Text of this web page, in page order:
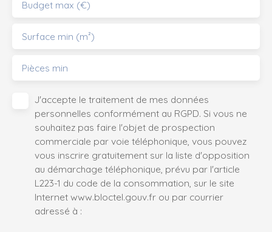
Budget max (€)
Surface min (m²)
Pièces min
J'accepte le traitement de mes données
personnelles conformément au RGPD. Si vous ne
souhaitez pas faire l'objet de prospection
commerciale par voie téléphonique, vous pouvez
vous inscrire gratuitement sur la liste d'opposition
au démarchage téléphonique, prévu par l'article
L223-1 du code de la consommation, sur le site
Internet www.bloctel.gouv.fr ou par courrier
adressé à :